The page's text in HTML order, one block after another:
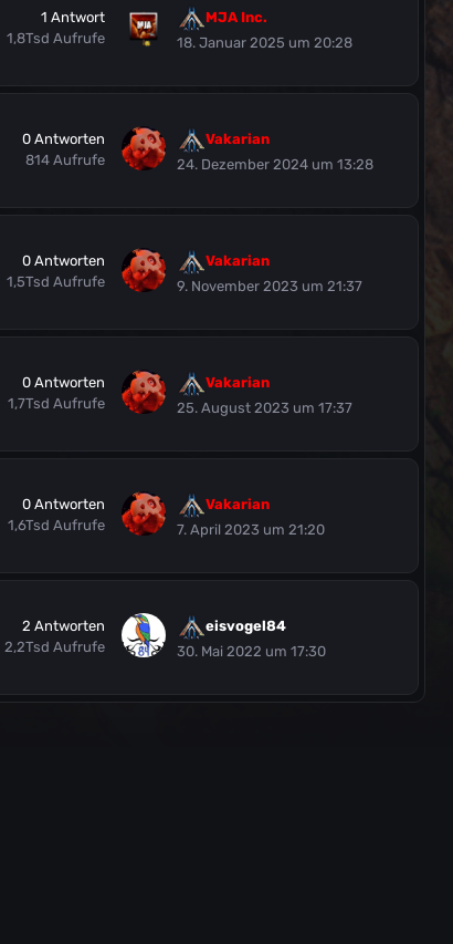
1 Antwort
1,8Tsd Aufrufe
MJA Inc.
18. Januar 2025 um 20:28
0 Antworten
814 Aufrufe
Vakarian
24. Dezember 2024 um 13:28
0 Antworten
1,5Tsd Aufrufe
Vakarian
9. November 2023 um 21:37
0 Antworten
1,7Tsd Aufrufe
Vakarian
25. August 2023 um 17:37
0 Antworten
1,6Tsd Aufrufe
Vakarian
7. April 2023 um 21:20
2 Antworten
2,2Tsd Aufrufe
eisvogel84
30. Mai 2022 um 17:30